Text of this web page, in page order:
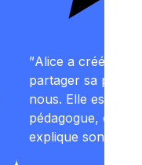
”Alice a créé un
partager sa
nous. Elle est très
pédagogue, calme
explique son art